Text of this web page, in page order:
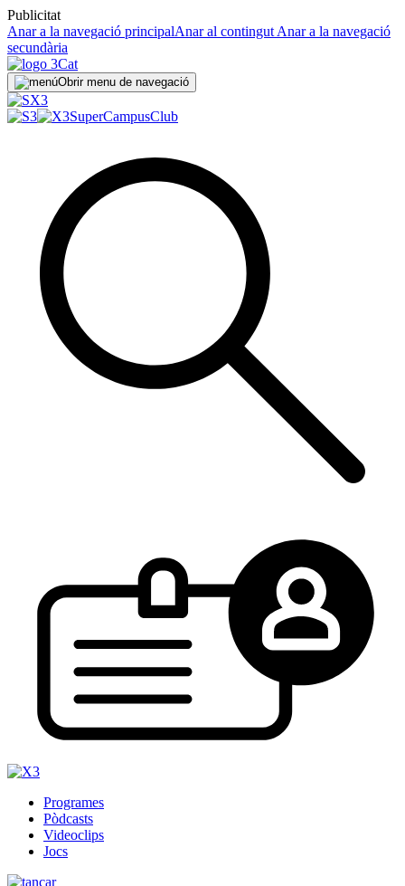
Publicitat
Anar a la navegació principalAnar al contingut Anar a la navegació
secundària
Obrir menu de navegació
SuperCampusClub
Programes
Pòdcasts
Videoclips
Jocs